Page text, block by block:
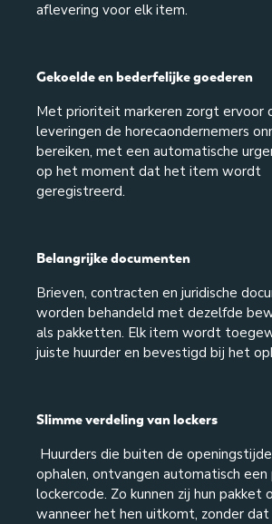
aflevering voor elk item.
Gekoelde en bederfelijke goederen
Met prioriteit markeren zorgt ervoor
leveringen de horecaondernemers
bereiken, met een automatische
op het moment dat het item wordt
geregistreerd.
Belangrijke documenten
Brieven, contracten en juridische
worden behandeld met dezelfde
als pakketten. Elk item wordt
juiste huurder en bevestigd bij het
Slimme verdeling van lockers
Huurders die buiten de
ophalen, ontvangen automatisch een
lockercode. Zo kunnen zij hun pakket
wanneer het hen uitkomt, zonder dat